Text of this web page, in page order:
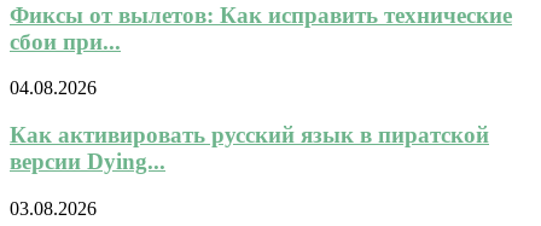
Фиксы от вылетов: Как исправить технические
сбои при...
04.08.2026
Как активировать русский язык в пиратской
версии Dying...
03.08.2026